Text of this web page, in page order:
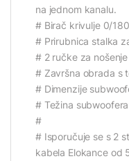
na jednom kanalu.
# Birač krivulje 0/
# Prirubnica stalka
# 2 ručke za
# Završna obrada s
# Dimenzije
# Težina
#
# Isporučuje se s 2
kabela Elokance od